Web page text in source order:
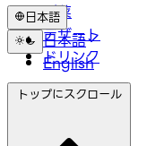
日本語
日本語
English
副菜
デザート
ドリンク
トップにスクロール